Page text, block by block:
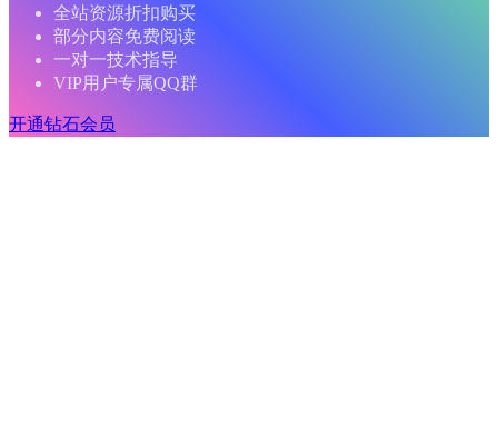
全站资源折扣购买
部分内容免费阅读
一对一技术指导
VIP用户专属QQ群
开通钻石会员